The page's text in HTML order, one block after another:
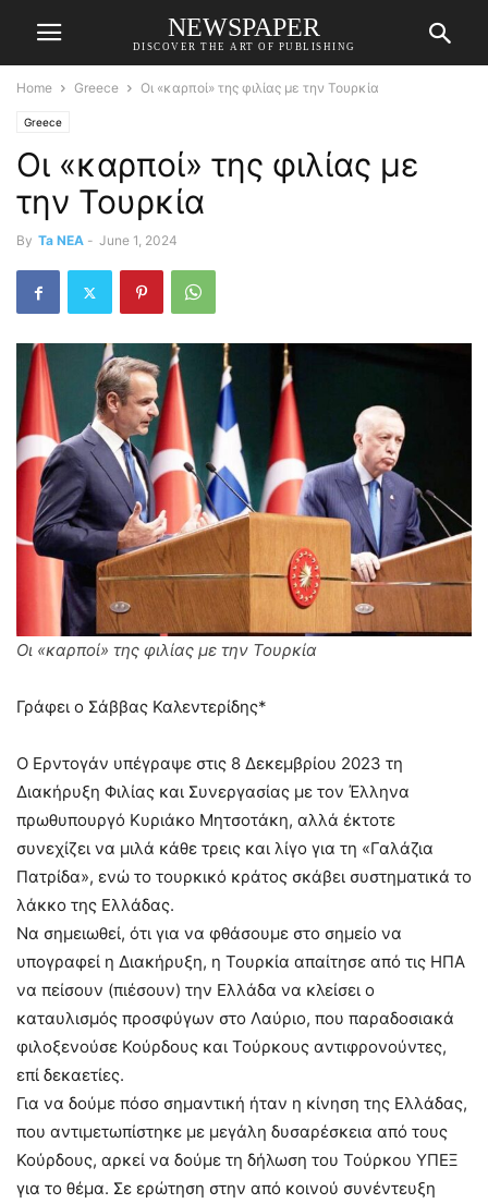
NEWSPAPER
DISCOVER THE ART OF PUBLISHING
Home Greece Οι «καρποί» της φιλίας με την Τουρκία
Greece
Οι «καρποί» της φιλίας με
την Τουρκία
By Ta NEA - June 1, 2024
Οι «καρποί» της φιλίας με την Τουρκία
Γράφει ο Σάββας Καλεντερίδης*
Ο Ερντογάν υπέγραψε στις 8 Δεκεμβρίου 2023 τη
Διακήρυξη Φιλίας και Συνεργασίας με τον Έλληνα
πρωθυπουργό Κυριάκο Μητσοτάκη, αλλά έκτοτε
συνεχίζει να μιλά κάθε τρεις και λίγο για τη «Γαλάζια
Πατρίδα», ενώ το τουρκικό κράτος σκάβει συστηματικά το
λάκκο της Ελλάδας.
Να σημειωθεί, ότι για να φθάσουμε στο σημείο να
υπογραφεί η Διακήρυξη, η Τουρκία απαίτησε από τις ΗΠΑ
να πείσουν (πιέσουν) την Ελλάδα να κλείσει ο
καταυλισμός προσφύγων στο Λαύριο, που παραδοσιακά
φιλοξενούσε Κούρδους και Τούρκους αντιφρονούντες,
επί δεκαετίες.
Για να δούμε πόσο σημαντική ήταν η κίνηση της Ελλάδας,
που αντιμετωπίστηκε με μεγάλη δυσαρέσκεια από τους
Κούρδους, αρκεί να δούμε τη δήλωση του Τούρκου ΥΠΕΞ
για το θέμα. Σε ερώτηση στην από κοινού συνέντευξη